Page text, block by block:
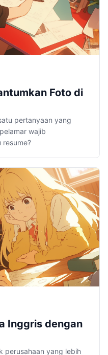
Foto di
pertanyaan yang
wajib
resume?
Inggris dengan
perusahaan yang lebih